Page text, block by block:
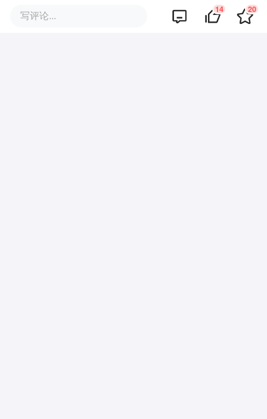
的“上游大脑”，「米能科技」获数
写评论... 14 20